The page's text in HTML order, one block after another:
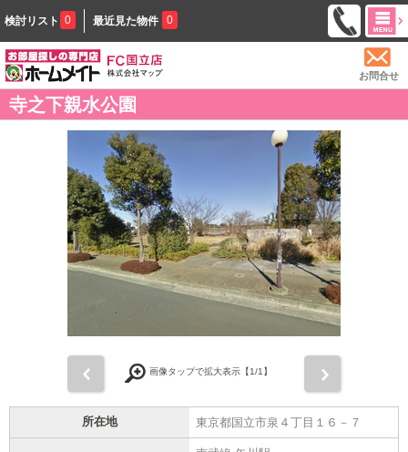
検討リスト 0 最近見た物件 0
お問合せ
寺之下親水公園
画像タップで拡大表示【1/1】
所在地 東京都国立市泉４丁目１６－７